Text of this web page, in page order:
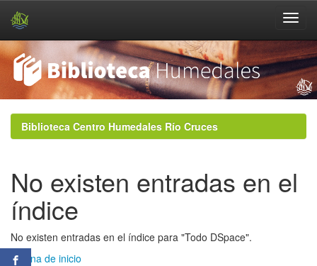
navigationBiblioteca Centro Humedales Río Cruces
No existen entradas en el
índice
No existen entradas en el índice para "Todo DSpace".
Página de inicio